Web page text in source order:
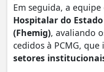
Em seguida, a equipe
Hospitalar do
(Fhemig), avaliando
cedidos à PCMG, que
setores